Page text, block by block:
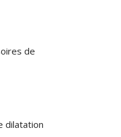
de
dilatation